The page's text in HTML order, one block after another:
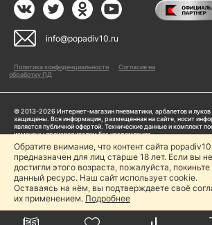
info@popadiv10.ru
Политика конфиденциальности
Согласие на
обработку ПД
© 2013-2026 Интернет-магазин пневматики, арбалетов и луков
защищены. Вся информация, размещенная на сайте, носит
является публичной офертой. Технические данные и комплект
изменены производителем без уведомления
Пользуясь сайтом Popadiv10.ru, пользователь автоматически
прописанными в
Политике конфиденциальности
Копирование любой информации (тексты, фото, видео и др.) с
за исключением наличия письменного согласия администрации
Обратите внимание, что контент сайта
предназначен для лиц старше 18 лет. Если вы не
достигли этого возраста, пожалуйста, покиньте
данный ресурс. Наш сайт использует cookie.
Оставаясь на нём, вы подтверждаете своё
их применением. Подробнее